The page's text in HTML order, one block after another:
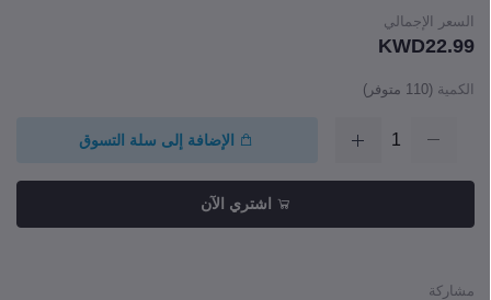
السعر الإجمالي
KWD22.99
الكمية (
110 متوفر)
الإضافة إلى سلة التسوق
اشتري الآن
مشاركة